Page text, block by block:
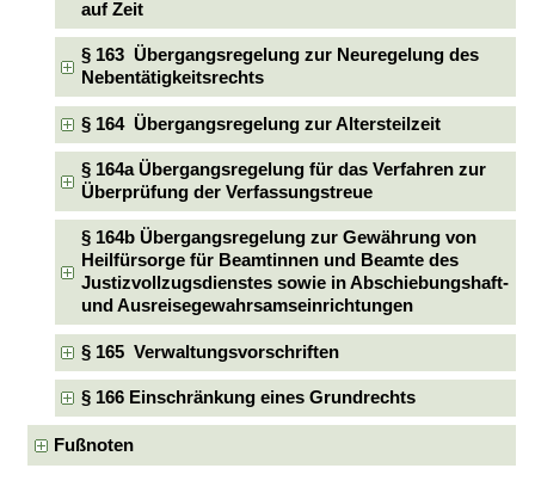
auf Zeit
§ 163 Übergangsregelung zur Neuregelung des
Nebentätigkeitsrechts
§ 164 Übergangsregelung zur Altersteilzeit
§ 164a Übergangsregelung für das Verfahren zur
Überprüfung der Verfassungstreue
§ 164b Übergangsregelung zur Gewährung von
Heilfürsorge für Beamtinnen und Beamte des
Justizvollzugsdienstes sowie in Abschiebungshaft-
und Ausreisegewahrsamseinrichtungen
§ 165 Verwaltungsvorschriften
§ 166 Einschränkung eines Grundrechts
Fußnoten